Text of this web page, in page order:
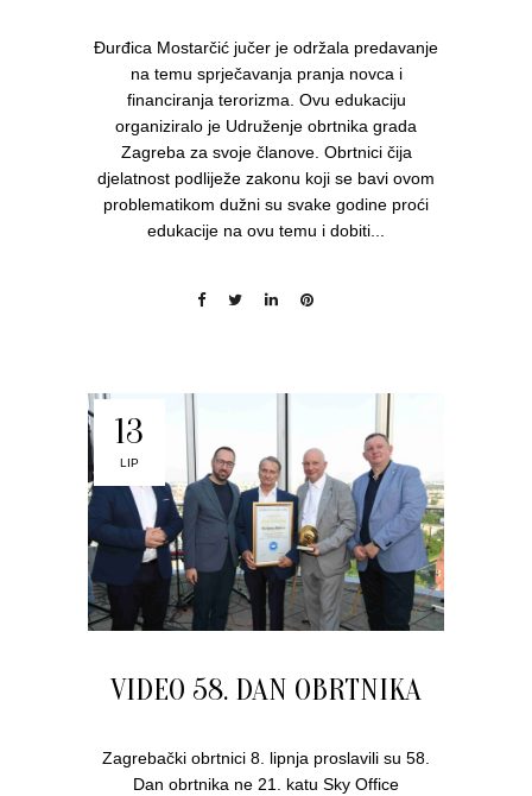
Đurđica Mostarčić jučer je održala predavanje
na temu sprječavanja pranja novca i
financiranja terorizma. Ovu edukaciju
organiziralo je Udruženje obrtnika grada
Zagreba za svoje članove. Obrtnici čija
djelatnost podliježe zakonu koji se bavi ovom
problematikom dužni su svake godine proći
edukacije na ovu temu i dobiti...
13
LIP
VIDEO 58. DAN OBRTNIKA
Zagrebački obrtnici 8. lipnja proslavili su 58.
Dan obrtnika ne 21. katu Sky Office